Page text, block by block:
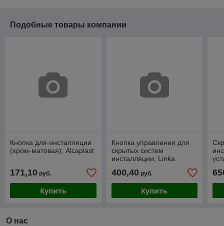
Подобные товары компании
Кнопка для инсталляции
(хром-матовая), Alcaplast
171,10 руб.
Купить
Кнопка управления для
скрытых систем
инсталляции, Linka
(черный-мат/золото-мат),
Alca
400,40руб.
Купить
О нас